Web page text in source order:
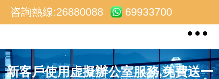
咨詢熱線:26880088 69933700
Toggle
新客戶使用虚擬辦公室服務,免費送一